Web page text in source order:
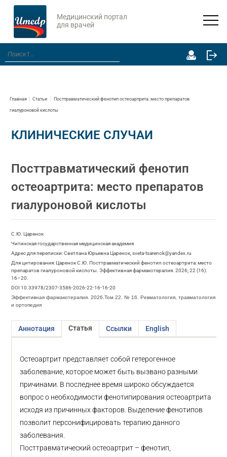
Медицинский портал
для врачей
Главная Статьи Посттравматический фенотип остеоартрита: место препаратов
гиалуроновой кислоты
КЛИНИЧЕСКИЕ СЛУЧАИ
Посттравматический фенотип
остеоартрита: место препаратов
гиалуроновой кислоты
С.Ю. Царенок
Читинская государственная медицинская академия
Адрес для переписки: Светлана Юрьевна Царенок, sveta-tsarenok@yandex.ru
Для цитирования: Царенок С.Ю. Посттравматический фенотип остеоартрита: место
препаратов гиалуроновой кислоты. Эффективная фармакотерапия. 2026; 22 (16):
16–20.
DOI 10.33978/2307-3586-2026-22-16-16-20
Эффективная фармакотерапия. 2026.Том 22. № 16. Ревматология, травматология
и ортопедия
Аннотация Статья Ссылки English
Остеоартрит представляет собой гетерогенное
заболевание, которое может быть вызвано разными
причинами. В последнее время широко обсуждается
вопрос о необходимости фенотипирования остеоартрита
исходя из причинных факторов. Выделение фенотипов
позволит персонифицировать терапию данного
заболевания.
Посттравматический остеоартрит – фенотип,